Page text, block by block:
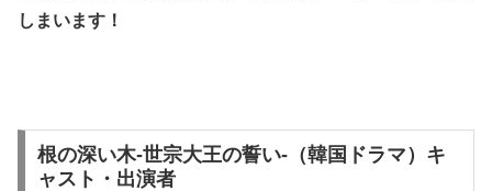
しまいます！
根の深い木-世宗大王の誓い-（韓国ドラマ）キ
ャスト・出演者